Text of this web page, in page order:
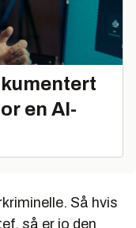
en AI-
Så hvis
så er jo den